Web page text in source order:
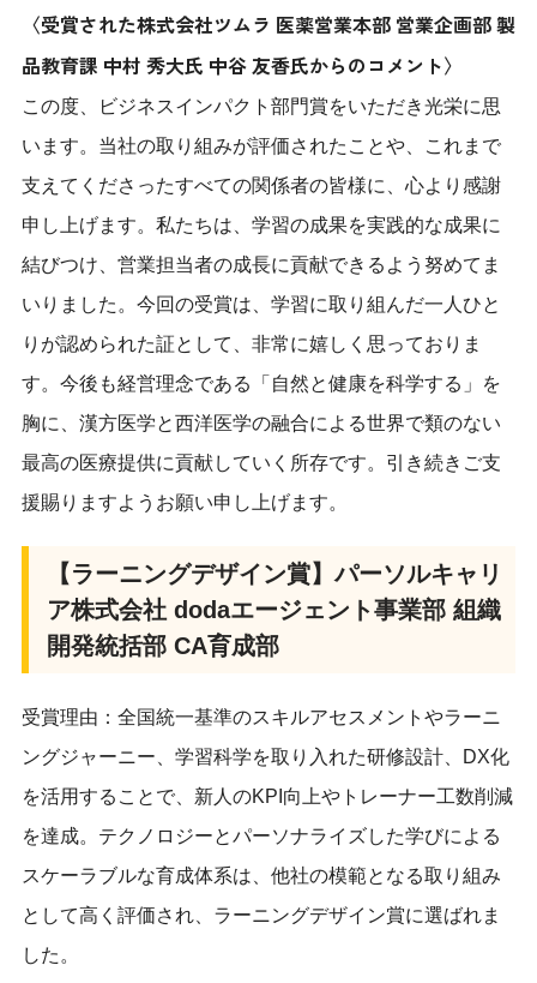
〈受賞された株式会社ツムラ 医薬営業本部 営業企画部 製
品教育課 中村 秀大氏 中谷 友香氏からのコメント〉
この度、ビジネスインパクト部門賞をいただき光栄に思
います。当社の取り組みが評価されたことや、これまで
支えてくださったすべての関係者の皆様に、心より感謝
申し上げます。私たちは、学習の成果を実践的な成果に
結びつけ、営業担当者の成長に貢献できるよう努めてま
いりました。今回の受賞は、学習に取り組んだ一人ひと
りが認められた証として、非常に嬉しく思っておりま
す。今後も経営理念である「自然と健康を科学する」を
胸に、漢方医学と西洋医学の融合による世界で類のない
最高の医療提供に貢献していく所存です。引き続きご支
援賜りますようお願い申し上げます。
【ラーニングデザイン賞】パーソルキャリ
ア株式会社 dodaエージェント事業部 組織
開発統括部 CA育成部
受賞理由：全国統一基準のスキルアセスメントやラーニ
ングジャーニー、学習科学を取り入れた研修設計、DX化
を活用することで、新人のKPI向上やトレーナー工数削減
を達成。テクノロジーとパーソナライズした学びによる
スケーラブルな育成体系は、他社の模範となる取り組み
として高く評価され、ラーニングデザイン賞に選ばれま
した。